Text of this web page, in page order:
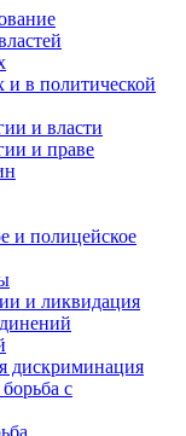
и в политической
и власти
и праве
и полицейское
и ликвидация
дискриминация
с